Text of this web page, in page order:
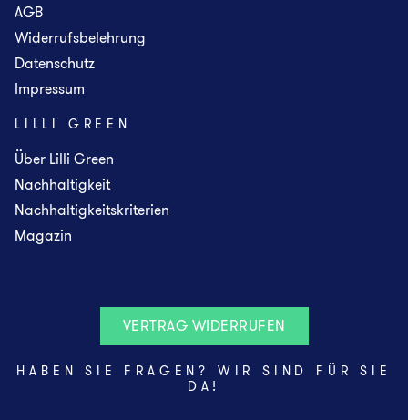
AGB
Widerrufsbelehrung
Datenschutz
Impressum
LILLI GREEN
Über Lilli Green
Nachhaltigkeit
Nachhaltigkeitskriterien
Magazin
VERTRAG WIDERRUFEN
HABEN SIE FRAGEN? WIR SIND FÜR SIE
DA!